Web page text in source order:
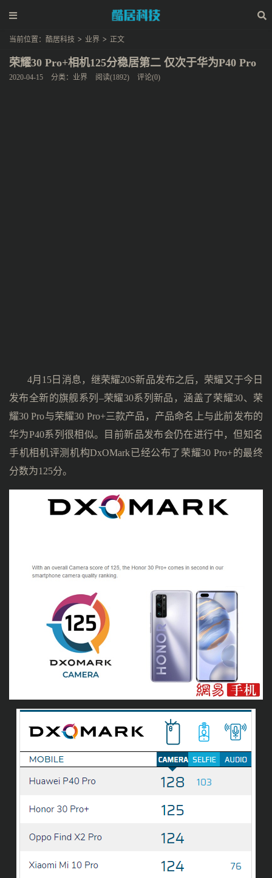
当前位置： 酷居科技 > 业界 > 正文
荣耀30 Pro+相机125分稳居第二 仅次于华为P40 Pro
2020-04-15 分类： 业界 阅读(1892) 评论(0)
4月15日消息，继荣耀20S新品发布之后，荣耀又于今日
发布全新的旗舰系列–荣耀30系列新品，涵盖了荣耀30、荣
耀30 Pro与荣耀30 Pro+三款产品，产品命名上与此前发布的
华为P40系列很相似。目前新品发布会仍在进行中，但知名
手机相机评测机构DxOMark已经公布了荣耀30 Pro+的最终
分数为125分。